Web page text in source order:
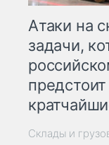
Атаки на
задачи,
Склады и